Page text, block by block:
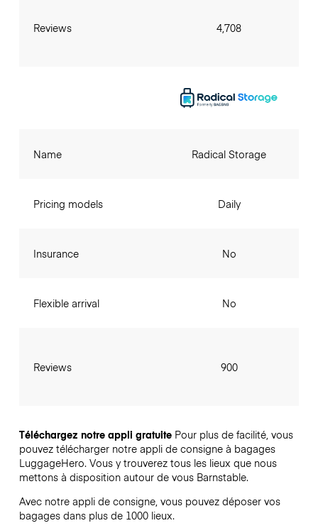
Reviews 4,708
Name
Pricing models
Insurance
Flexible arrival
Reviews
Radical Storage
Daily
No
No
900
Téléchargez notre appli gratuite Pour plus de facilité, vous
pouvez télécharger notre appli de consigne à bagages
LuggageHero. Vous y trouverez tous les lieux que nous
mettons à disposition autour de vous Barnstable.
Avec notre appli de consigne, vous pouvez déposer vos
bagages dans plus de 1000 lieux.